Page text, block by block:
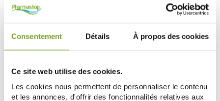
Consentement Détails À propos des cookies
Ce site web utilise des cookies.
Les cookies nous permettent de personnaliser le contenu
et les annonces, d'offrir des fonctionnalités relatives aux
-25% -20%
Zéro
gaspi